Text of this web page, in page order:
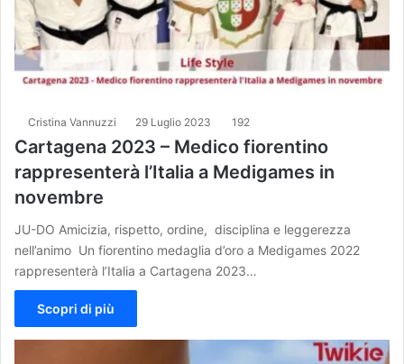
Cristina Vannuzzi 29 Luglio 2023 192
Cartagena 2023 – Medico fiorentino
rappresenterà l’Italia a Medigames in
novembre
JU-DO Amicizia, rispetto, ordine, disciplina e leggerezza
nell’animo Un fiorentino medaglia d’oro a Medigames 2022
rappresenterà l’Italia a Cartagena 2023…
Scopri di più